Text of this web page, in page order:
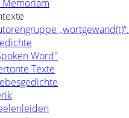
Memoriam
„wortgewand(t)“.
Word"
Texte